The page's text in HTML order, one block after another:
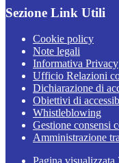
Sezione Link Utili
Cookie policy
Note legali
Informativa Privacy
Ufficio Relazioni
Dichiarazione di
Obiettivi di
Whistleblowing
Gestione consensi
Amministrazione